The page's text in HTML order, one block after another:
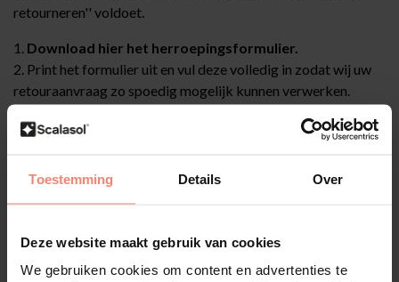
Toestemming Details Over
Deze website maakt gebruik van cookies
We gebruiken cookies om content en advertenties te
retourneren'' voldoet.
1. Download hier het herroepingsformulier.
2. Print het formulier uit en vul deze volledig in zodat wij uw
retouraanvraag zo spoedig mogelijk kunnen verwerken.
die u retourneert in een stevige verzenddoos.
worden: